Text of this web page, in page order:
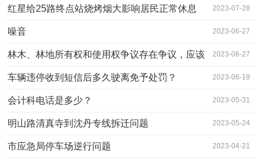
红星给25路终点站烧烤烟大影响居民正常休息 2023-07-28
噪音 2023-06-27
林木、林地所有权和使用权争议存在争议，应该
怎么办？
2023-06-27
车辆违停收到短信后多久驶离免予处罚？ 2023-06-19
会计科电话是多少？ 2023-05-31
明山路清真寺到沈丹专线拆迁问题 2023-05-24
市应急局停车场逆行问题 2023-04-21